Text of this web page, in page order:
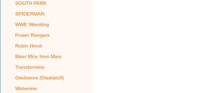
SOUTH PARK
SPIDERMAN
WWE Wrestling
Power Rangers
Robin Hood
Biker Mice from Mars
Transformers
Gladiators (Gladiátoři)
Wolverine